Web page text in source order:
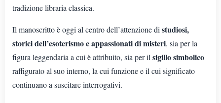
tradizione libraria classica.
Il manoscritto è oggi al centro dell’attenzione di studiosi,
storici dell’esoterismo e appassionati di misteri, sia per la
figura leggendaria a cui è attribuito, sia per il sigillo simbolico
raffigurato al suo interno, la cui funzione e il cui significato
continuano a suscitare interrogativi.